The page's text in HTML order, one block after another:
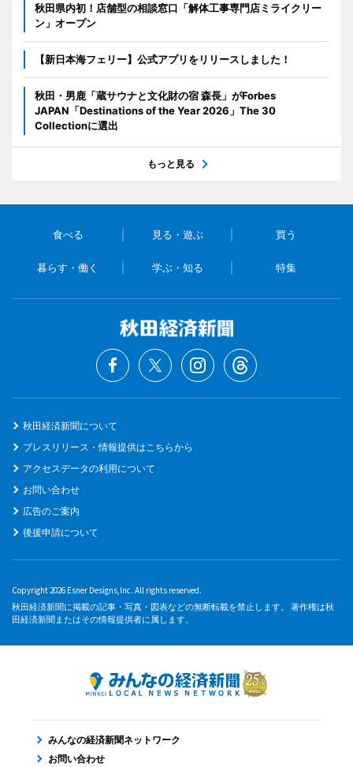
秋田県内初！店舗型の相談窓口「解体工事専門店ミライクリー
ン」オープン
【新日本海フェリー】公式アプリをリリースしました！
秋田・男鹿「蔵サウナと文化財の宿 森長」がForbes
JAPAN「Destinations of the Year 2026」The 30
Collectionに選出
もっと見る
食べる 見る・遊ぶ 買う
暮らす・働く 学ぶ・知る 特集
秋田経済新聞について
プレスリリース・情報提供はこちらから
アクセスデータの利用について
お問い合わせ
広告のご案内
後援申請について
Copyright 2026 Esner Designs,Inc. All rights reserved.
秋田経済新聞に掲載の記事・写真・図表などの無断転載を禁止します。 著作権は秋
田経済新聞またはその情報提供者に属します。
みんなの経済新聞ネットワーク
お問い合わせ